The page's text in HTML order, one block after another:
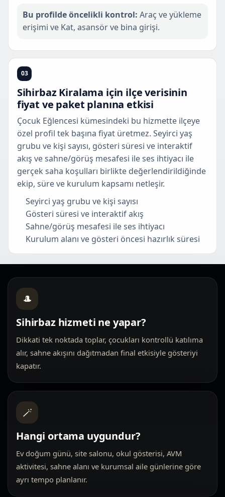
Bu profilde öncelikli kontrol: Araç ve yükleme
erişimi ve Kat, asansör ve bina girişi.
03
Sihirbaz Kiralama için ilçe verisinin
fiyat ve paket planına etkisi
Çocuk Eğlencesi kümesindeki bu hizmette ilçeye
özel profil tek başına fiyat üretmez. Seyirci yaş
grubu ve kişi sayısı, gösteri süresi ve interaktif
akış ve sahne/görüş mesafesi ile ses ihtiyacı ile
gerçek saha koşulları birlikte değerlendirildiğinde
ekip, süre ve kurulum kapsamı netleşir.
Seyirci yaş grubu ve kişi sayısı
Gösteri süresi ve interaktif akış
Sahne/görüş mesafesi ile ses ihtiyacı
Kurulum alanı ve gösteri öncesi hazırlık süresi
🎩
Sihirbaz hizmeti ne yapar?
Dikkati tek noktada toplar, çocukları kontrollü katılıma
alır, sahne akışını dağıtmadan final etkisiyle gösteriyi
kapatır.
🪄
Hangi ortama uygundur?
Ev doğum günü, site salonu, okul gösterisi, AVM
aktivitesi, sahne alanı ve kurumsal aile günlerine göre
ayrı tempo planlanır.